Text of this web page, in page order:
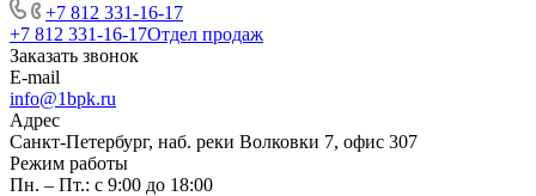
+7 812 331-16-17
+7 812 331-16-17Отдел продаж
Заказать звонок
E-mail
info@1bpk.ru
Адрес
Санкт-Петербург, наб. реки Волковки 7, офис 307
Режим работы
Пн. – Пт.: с 9:00 до 18:00